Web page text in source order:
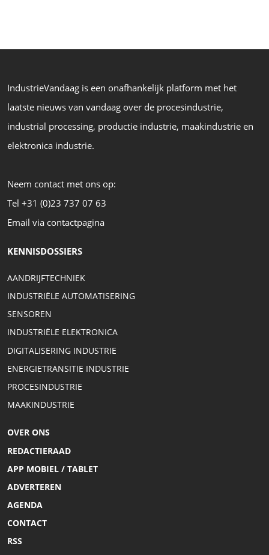
IndustrieVandaag is een onafhankelijk platform met het
laatste nieuws van vandaag over de procesindustrie,
industrial processing, productie industrie, maakindustrie en
elektronica industrie.
Neem contact met ons op:
Tel +31 (0)23 737 07 63
Email via contactpagina
KENNISDOSSIERS
AANDRIJFTECHNIEK
INDUSTRIËLE AUTOMATISERING
SENSOREN
INDUSTRIËLE ELEKTRONICA
DIGITALISERING INDUSTRIE
ENERGIETRANSITIE INDUSTRIE
PROCESINDUSTRIE
MAAKINDUSTRIE
OVER ONS
REDACTIERAAD
APP MOBIEL / TABLET
ADVERTEREN
AGENDA
CONTACT
RSS